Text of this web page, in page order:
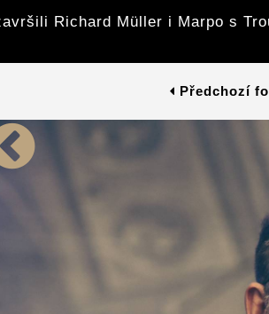
Richard Müller i Marpo s
Předchozí